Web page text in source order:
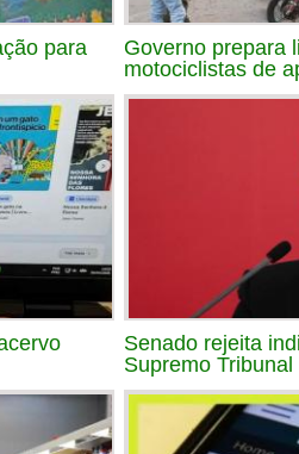
para
Governo prepara
motociclistas de
Senado rejeita
Supremo Tribunal